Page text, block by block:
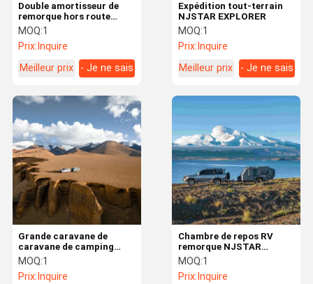
Double amortisseur de
remorque hors route
personnalisée remorque
hors route RV
MOQ:1
Prix: Inquire
Meilleur prix
- Je ne sais
Expédition tout-terrain
NJSTAR EXPLORER
MOQ:1
Prix: Inquire
Meilleur prix
- Je ne sais
Grande caravane de
caravane de camping
famille camper enfants
lits queen size lit
MOQ:1
Prix: Inquire
Chambre de repos RV
remorque NJSTAR
EXPLORER Aluminium
petit camping-car hors
réseau
MOQ:1
Prix: Inquire